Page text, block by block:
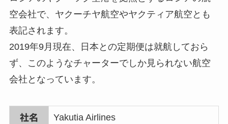
空会社で、ヤクーチヤ航空やヤクティア航空とも
表記されます。
2019年9月現在、日本との定期便は就航しておら
ず、このようなチャーターでしか見られない航空
会社となっています。
社名 Yakutia Airlines